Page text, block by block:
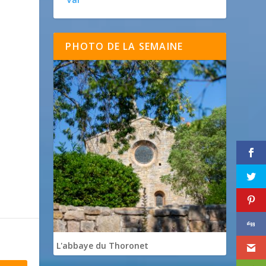
PHOTO DE LA SEMAINE
L'abbaye du Thoronet